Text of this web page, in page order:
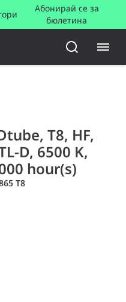
Абонирай се за
бюлетина
T8, HF,
D, 6500 K,
hour(s)
T8